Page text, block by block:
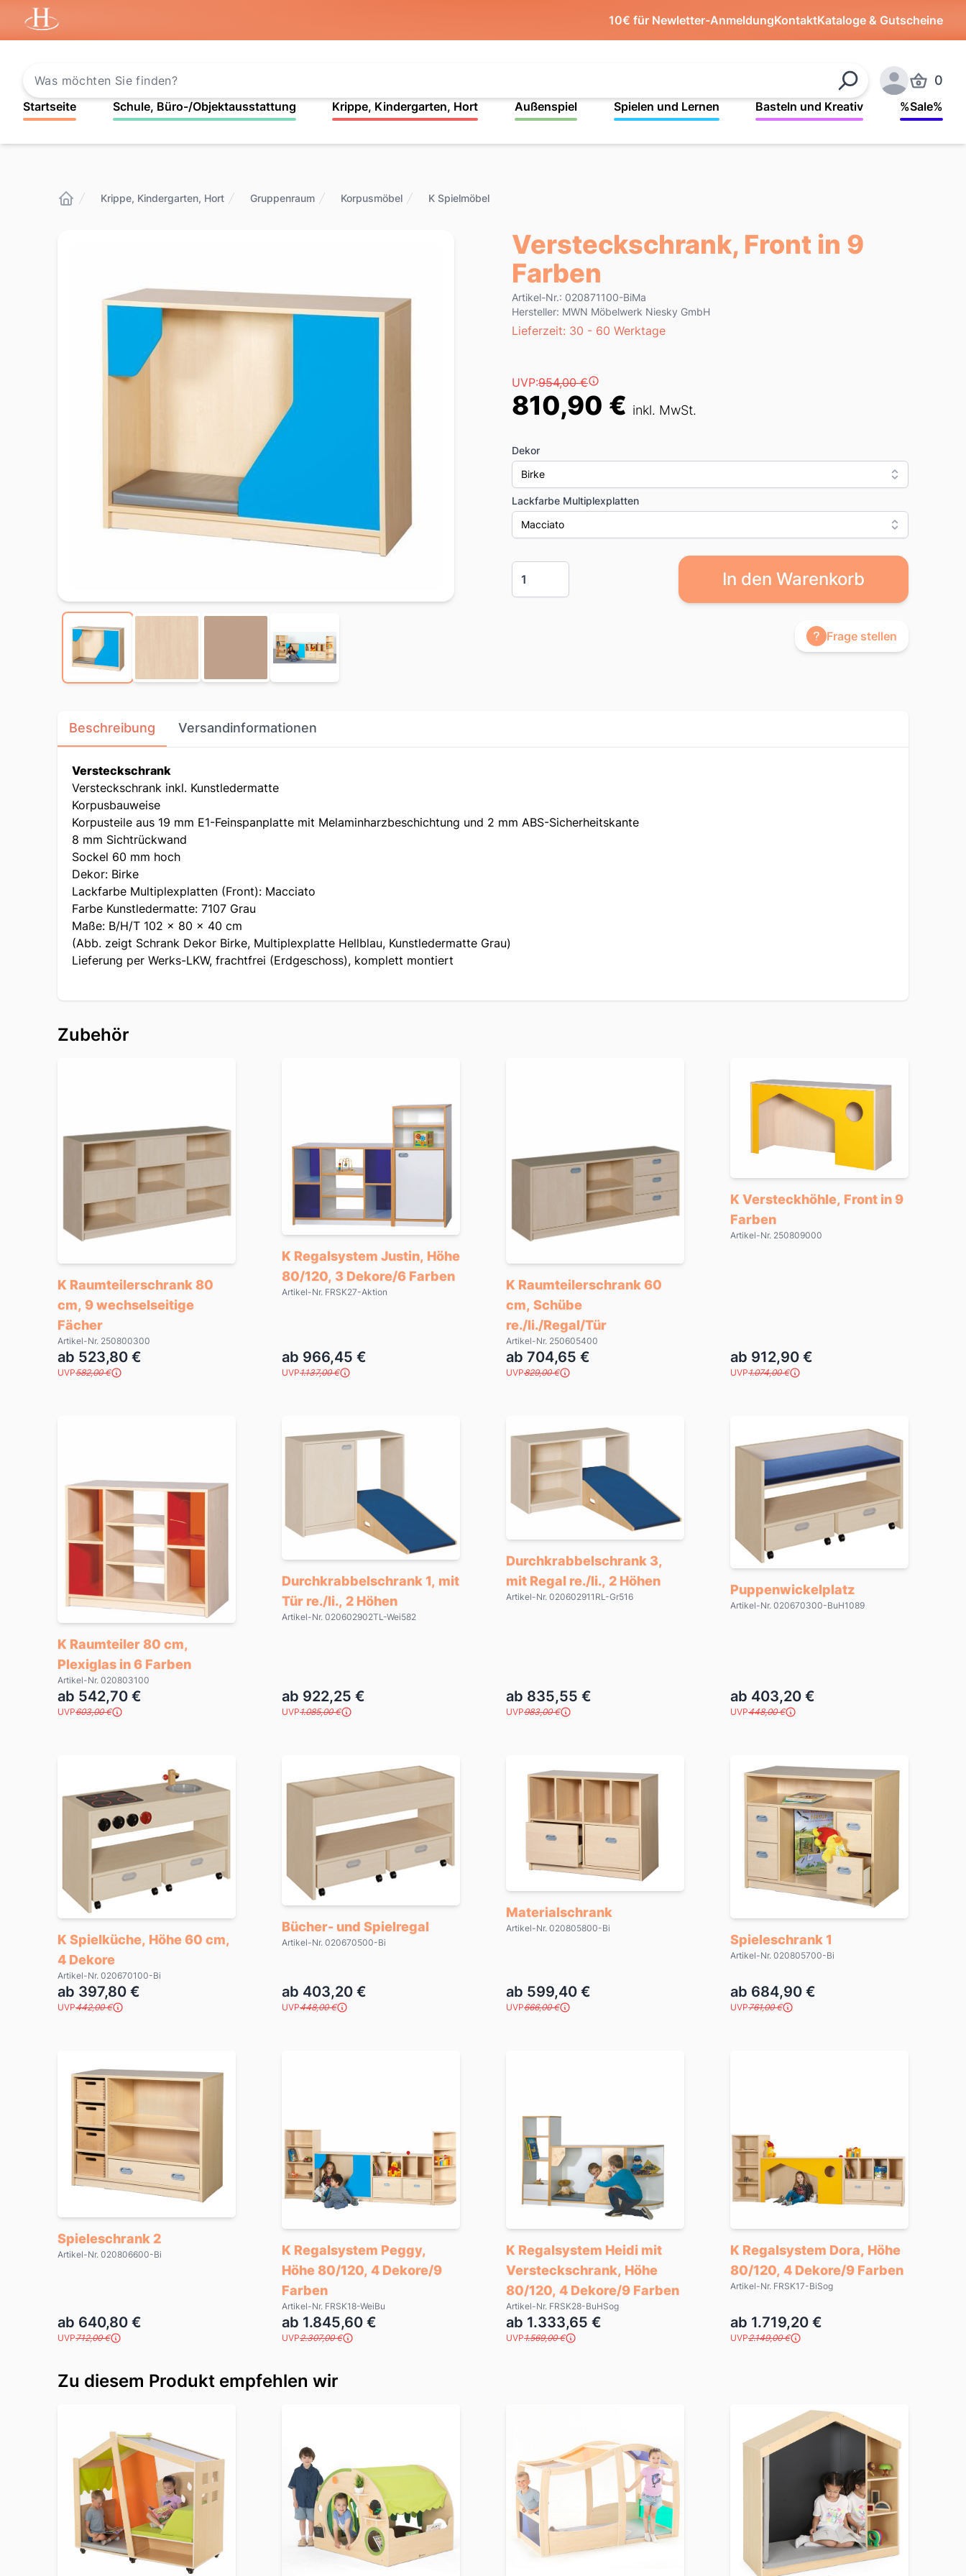
Startseite 10€ für Newletter-AnmeldungKontaktKataloge & Gutscheine
Suchen
Anmelden
Produkte
0
Startseite Schule, Büro-/Objektausstattung Krippe, Kindergarten, Hort Außenspiel Spielen und Lernen Basteln und Kreativ %Sale%
Krippe, Kindergarten, Hort Gruppenraum Korpusmöbel K Spielmöbel
Versteckschrank, Front in 9
Farben
Product information
Artikel-Nr.: 020871100-BiMa
Hersteller: MWN Möbelwerk Niesky GmbH
Lieferzeit
Lieferzeit: 30 - 60 Werktage
Preis
UVP:954,00 €
810,90 € inkl. MwSt.
Dekor
Birke
Lackfarbe Multiplexplatten
Macciato
Menge
In den Warenkorb
Frage stellen
Beschreibung Versandinformationen
Versteckschrank
Versteckschrank inkl. Kunstledermatte
Korpusbauweise
Korpusteile aus 19 mm E1-Feinspanplatte mit Melaminharzbeschichtung und 2 mm ABS-Sicherheitskante
8 mm Sichtrückwand
Sockel 60 mm hoch
Dekor: Birke
Lackfarbe Multiplexplatten (Front): Macciato
Farbe Kunstledermatte: 7107 Grau
Maße: B/H/T 102 x 80 x 40 cm
(Abb. zeigt Schrank Dekor Birke, Multiplexplatte Hellblau, Kunstledermatte Grau)
Lieferung per Werks-LKW, frachtfrei (Erdgeschoss), komplett montiert
Zubehör
K Raumteilerschrank 80
cm, 9 wechselseitige
Fächer
Artikel-Nr. 250800300
ab 523,80 €
UVP582,00 €
K Regalsystem Justin, Höhe
80/120, 3 Dekore/6 Farben
Artikel-Nr. FRSK27-Aktion
ab 966,45 €
UVP1.137,00 €
K Raumteilerschrank 60
cm, Schübe
re./li./Regal/Tür
Artikel-Nr. 250605400
ab 704,65 €
UVP829,00 €
K Versteckhöhle, Front in 9
Farben
Artikel-Nr. 250809000
ab 912,90 €
UVP1.074,00 €
K Raumteiler 80 cm,
Plexiglas in 6 Farben
Artikel-Nr. 020803100
ab 542,70 €
UVP603,00 €
Durchkrabbelschrank 1, mit
Tür re./li., 2 Höhen
Artikel-Nr. 020602902TL-Wei582
ab 922,25 €
UVP1.085,00 €
Durchkrabbelschrank 3,
mit Regal re./li., 2 Höhen
Artikel-Nr. 020602911RL-Gr516
ab 835,55 €
UVP983,00 €
Puppenwickelplatz
Artikel-Nr. 020670300-BuH1089
ab 403,20 €
UVP448,00 €
K Spielküche, Höhe 60 cm,
4 Dekore
Artikel-Nr. 020670100-Bi
ab 397,80 €
UVP442,00 €
Bücher- und Spielregal
Artikel-Nr. 020670500-Bi
ab 403,20 €
UVP448,00 €
Materialschrank
Artikel-Nr. 020805800-Bi
ab 599,40 €
UVP666,00 €
Spieleschrank 1
Artikel-Nr. 020805700-Bi
ab 684,90 €
UVP761,00 €
Spieleschrank 2
Artikel-Nr. 020806600-Bi
ab 640,80 €
UVP712,00 €
K Regalsystem Peggy,
Höhe 80/120, 4 Dekore/9
Farben
Artikel-Nr. FRSK18-WeiBu
ab 1.845,60 €
UVP2.307,00 €
K Regalsystem Heidi mit
Versteckschrank, Höhe
80/120, 4 Dekore/9 Farben
Artikel-Nr. FRSK28-BuHSog
ab 1.333,65 €
UVP1.569,00 €
K Regalsystem Dora, Höhe
80/120, 4 Dekore/9 Farben
Artikel-Nr. FRSK17-BiSog
ab 1.719,20 €
UVP2.149,00 €
Zu diesem Produkt empfehlen wir